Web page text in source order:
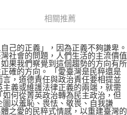
相關推薦
己的正義」，因為正義不夠謙卑。
社會的問題，人們生活的主流價值
果我們察覺到這個趨勢的方向有所
確的方向。 「愛臺灣是民粹還是
言，道德責任與政治責任要相提並
義或維護法律正義的兩端，就需
何從菁英政治轉為民主政治，但
以羞恥、畏怯、敬畏、自我謙
之愛的民粹式情感，以重建臺灣的